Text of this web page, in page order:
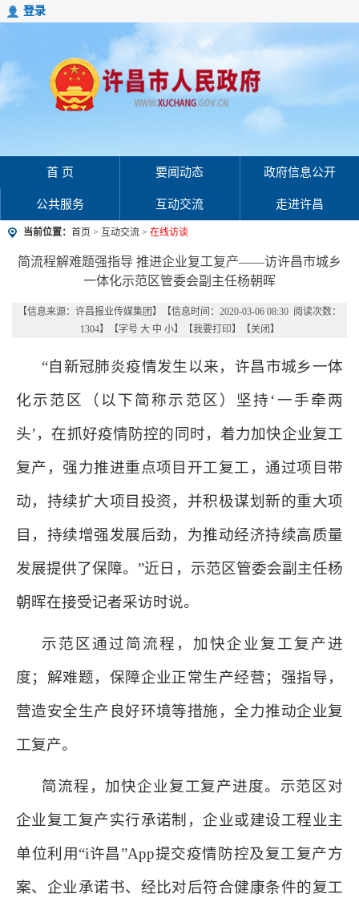
登录
首 页 要闻动态 政府信息公开
公共服务 互动交流 走进许昌
当前位置： 首页 > 互动交流 > 在线访谈
简流程解难题强指导 推进企业复工复产——访许昌市城乡
一体化示范区管委会副主任杨朝晖
【信息来源： 许昌报业传媒集团 】
【信息时间：2020-03-06 08:30 阅读次数：
1304】【字号 大 中 小】【我要打印】【关闭 】
“自新冠肺炎疫情发生以来，许昌市城乡一体
化示范区（以下简称示范区）坚持‘一手牵两
头’，在抓好疫情防控的同时，着力加快企业复工
复产，强力推进重点项目开工复工，通过项目带
动，持续扩大项目投资，并积极谋划新的重大项
目，持续增强发展后劲，为推动经济持续高质量
发展提供了保障。”近日，示范区管委会副主任杨
朝晖在接受记者采访时说。
示范区通过简流程，加快企业复工复产进
度；解难题，保障企业正常生产经营；强指导，
营造安全生产良好环境等措施，全力推动企业复
工复产。
简流程，加快企业复工复产进度。示范区对
企业复工复产实行承诺制，企业或建设工程业主
单位利用“i许昌”App提交疫情防控及复工复产方
案、企业承诺书、经比对后符合健康条件的复工